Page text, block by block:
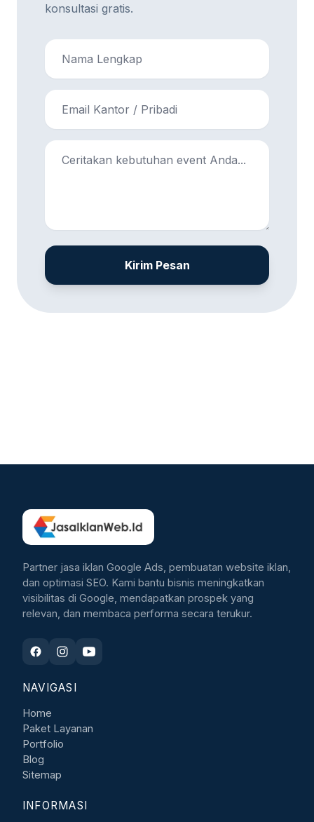
konsultasi gratis.
Kirim Pesan
Partner jasa iklan Google Ads, pembuatan website iklan,
dan optimasi SEO. Kami bantu bisnis meningkatkan
visibilitas di Google, mendapatkan prospek yang
relevan, dan membaca performa secara terukur.
NAVIGASI
Home
Paket Layanan
Portfolio
Blog
Sitemap
INFORMASI